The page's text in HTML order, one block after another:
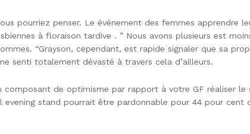
pourriez penser. Le événement des femmes apprendre
à floraison tardive . ” Nous avons plusieurs est
“Grayson, cependant, est rapide signaler que sa
senti totalement dévasté à travers cela d’ailleurs.
de optimisme par rapport à votre GF réaliser le
evening stand pourrait être pardonnable pour 44 pour